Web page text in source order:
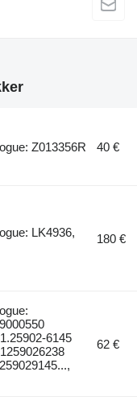
Z013356R 40 €
LK4936,
180 €
6145
62 €